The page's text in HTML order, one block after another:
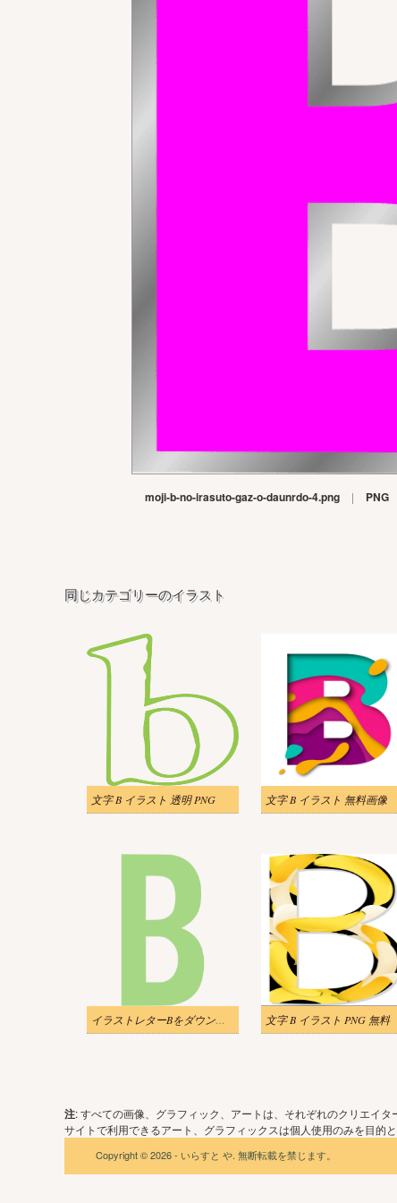
moji-b-no-irasuto-gaz-o-daunrdo-4.png | PNG
同じカテゴリーのイラスト
文字 B イラスト 透明 PNG 文字 B イラスト 無料画像
イラストレターBをダウンロード 文字 B イラスト PNG 無料
注: すべての画像、グラフィック、アートは、それぞれのクリエイ
サイトで利用できるアート、グラフィックスは個人使用のみを目的
Copyright © 2026 - いらすと や. 無断転載を禁じます。